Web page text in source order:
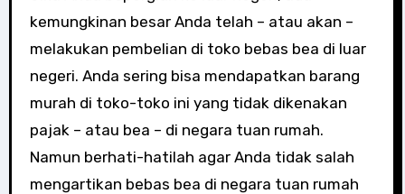
kemungkinan besar Anda telah – atau akan –
melakukan pembelian di toko bebas bea di luar
negeri. Anda sering bisa mendapatkan barang
murah di toko-toko ini yang tidak dikenakan
pajak – atau bea – di negara tuan rumah.
Namun berhati-hatilah agar Anda tidak salah
mengartikan bebas bea di negara tuan rumah